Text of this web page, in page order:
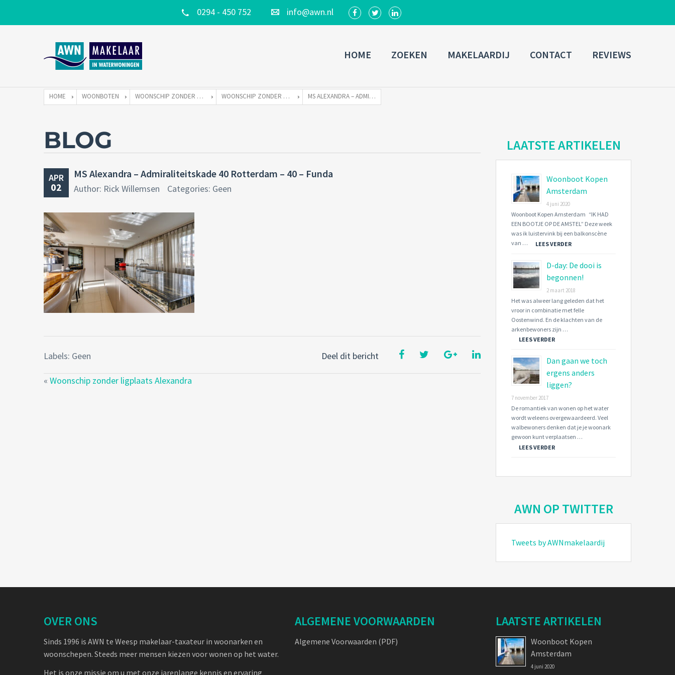
0294 - 450 752 info@awn.nl
Username
Connect with:
Forgot
password? SIGN IN
Remember me
HOME ZOEKEN MAKELAARDIJ CONTACT REVIEWS
HOME WOONBOTEN WOONSCHIP ZONDER LIGPLAATS WOONSCHIP ZONDER LIGPLAATS ALEXANDRA MS ALEXANDRA – ADMIRALITEITSKADE 40 ROTTERDAM – 40 – FUNDA
BLOG
APR
02
MS Alexandra – Admiraliteitskade 40 Rotterdam – 40 – Funda
Author: Rick Willemsen Categories: Geen
Deel dit bericht
Labels: Geen
« Woonschip zonder ligplaats Alexandra
LAATSTE ARTIKELEN
Woonboot Kopen
Amsterdam
4 juni 2020
Woonboot Kopen Amsterdam “IK HAD
EEN BOOTJE OP DE AMSTEL” Deze week
was ik luistervink bij een balkonscène
van …
LEES VERDER
D-day: De dooi is
begonnen!
2 maart 2018
Het was alweer lang geleden dat het
vroor in combinatie met felle
Oostenwind. En de klachten van de
arkenbewoners zijn …
LEES VERDER
Dan gaan we toch
ergens anders
liggen?
7 november 2017
De romantiek van wonen op het water
wordt weleens overgewaardeerd. Veel
walbewoners denken dat je je woonark
gewoon kunt verplaatsen …
LEES VERDER
AWN OP TWITTER
Tweets by AWNmakelaardij
OVER ONS
Sinds 1996 is AWN te Weesp makelaar-taxateur in woonarken en
woonschepen. Steeds meer mensen kiezen voor wonen op het water.
Het is onze missie om u met onze jarenlange kennis en ervaring
ALGEMENE VOORWAARDEN
Algemene Voorwaarden (PDF)
LAATSTE ARTIKELEN
Woonboot Kopen
Amsterdam
4 juni 2020